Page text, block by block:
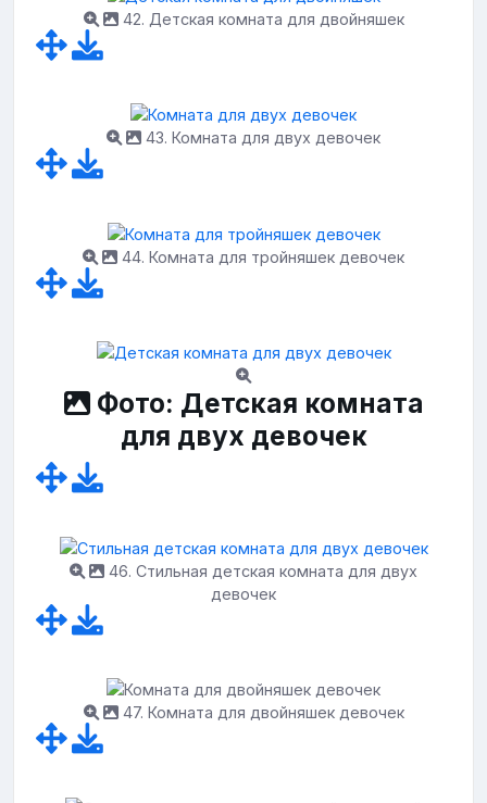
42. Детская комната для двойняшек
43. Комната для двух девочек
44. Комната для тройняшек девочек
Фото: Детская комната
для двух девочек
46. Стильная детская комната для двух
девочек
47. Комната для двойняшек девочек